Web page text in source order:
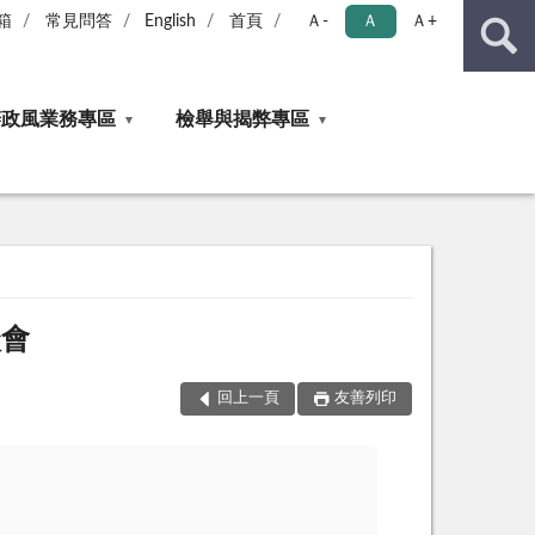
常見問答 English 首頁 Ａ- Ａ Ａ+
風業務專區 檢舉與揭弊專區
回上一頁 友善列印